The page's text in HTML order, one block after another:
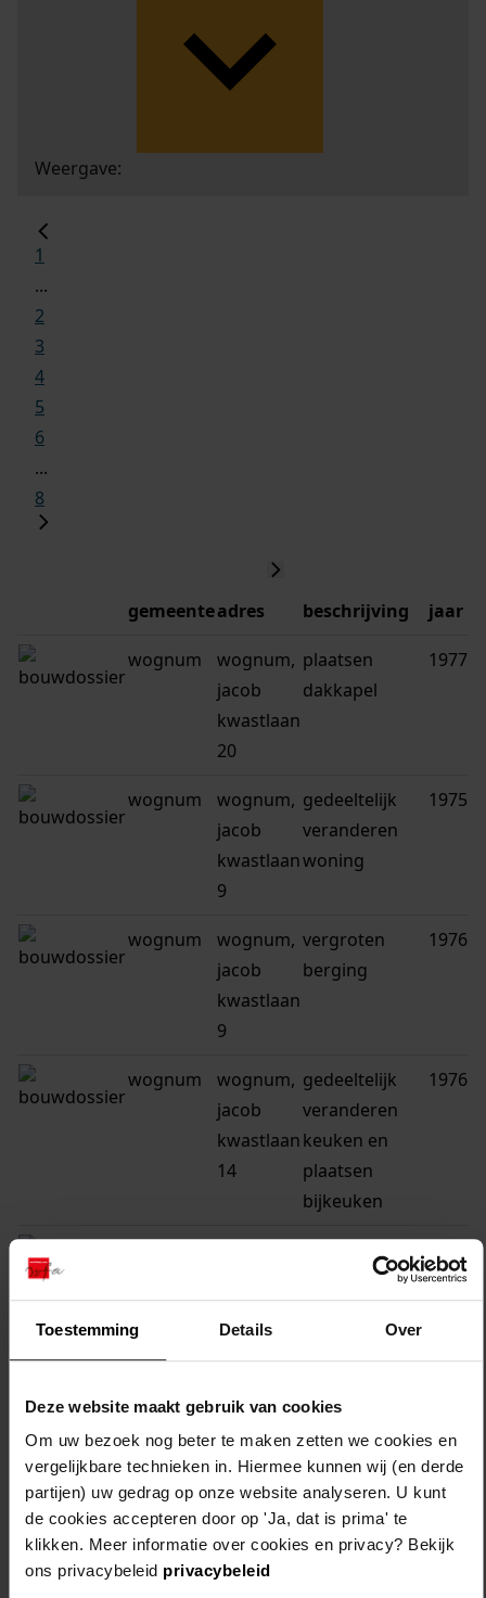
Toestemming Details Over
Deze website maakt gebruik van cookies
Om uw bezoek nog beter te maken zetten we cookies en
vergelijkbare technieken in. Hiermee kunnen wij (en derde
partijen) uw gedrag op onze website analyseren. U kunt
de cookies accepteren door op 'Ja, dat is prima' te
klikken. Meer informatie over cookies en privacy? Bekijk
ons privacybeleid privacybeleid
Weergave:
1
...
2
3
4
5
6
...
8
gemeenteadres beschrijving jaar
wognum
wognum,
jacob
kwastlaan
20
plaatsen
dakkapel
1977
wognum
wognum,
jacob
kwastlaan
9
gedeeltelijk
veranderen
woning
1975
wognum
wognum,
jacob
kwastlaan
9
vergroten
berging
1976
wognum
wognum,
jacob
kwastlaan
14
gedeeltelijk
veranderen
keuken en
plaatsen
bijkeuken
1976
25
veranderen
berging /
1975
jacob
kwastlaan
berging /
zolder
wognum
wognum,
jacob
oprichten
bijkeuken